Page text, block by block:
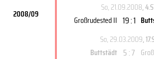
2008/09
So, 21.09.2008,
Großrudested II 19 : 1
So, 29.03.2009,
Buttstädt 5 : 7